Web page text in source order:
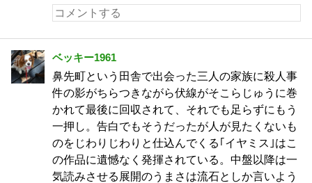
ベッキー1961
鼻先町という田舎で出会った三人の家族に殺人事
件の影がちらつきながら伏線がそこらじゅうに巻
かれて最後に回収されて、それでも足らずにもう
一押し。告白でもそうだったが人が見たくないも
のをじわりじわりと仕込んでくる｢イヤミス｣はこ
の作品に遺憾なく発揮されている。中盤以降は一
気読みさせる展開のうまさは流石としか言いよう